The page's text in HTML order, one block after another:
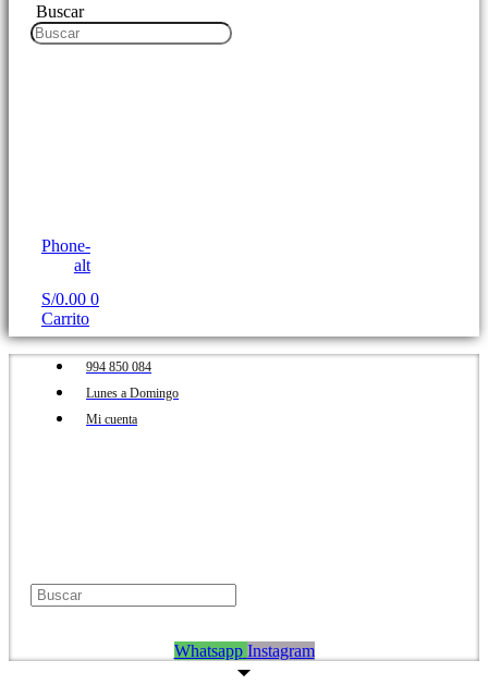
Buscar
Phone-
alt
S/0.00 0
Carrito
994 850 084
Lunes a Domingo
Mi cuenta
Whatsapp Instagram